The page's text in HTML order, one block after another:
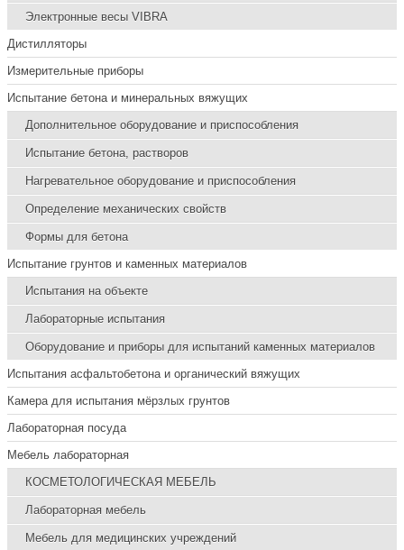
Электронные весы VIBRA
Дистилляторы
Измерительные приборы
Испытание бетона и минеральных вяжущих
Дополнительное оборудование и приспособления
Испытание бетона, растворов
Нагревательное оборудование и приспособления
Определение механических свойств
Формы для бетона
Испытание грунтов и каменных материалов
Испытания на объекте
Лабораторные испытания
Оборудование и приборы для испытаний каменных материалов
Испытания асфальтобетона и органический вяжущих
Камера для испытания мёрзлых грунтов
Лабораторная посуда
Мебель лабораторная
КОСМЕТОЛОГИЧЕСКАЯ МЕБЕЛЬ
Лабораторная мебель
Мебель для медицинских учреждений